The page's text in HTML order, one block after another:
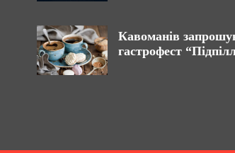
Кавоманів
гастрофест